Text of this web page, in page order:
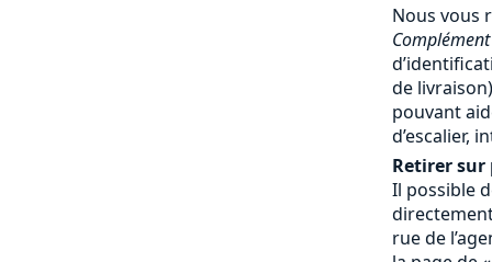
Nous vous
Complément
de
pouvant
d’escalier,
Retirer sur
Il possible
rue de